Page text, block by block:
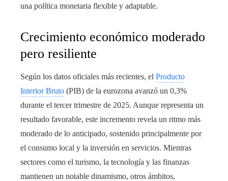
una política monetaria flexible y adaptable.
Crecimiento económico moderado
pero resiliente
Según los datos oficiales más recientes, el Producto
Interior Bruto (PIB) de la eurozona avanzó un 0,3%
durante el tercer trimestre de 2025. Aunque representa un
resultado favorable, este incremento revela un ritmo más
moderado de lo anticipado, sostenido principalmente por
el consumo local y la inversión en servicios. Mientras
sectores como el turismo, la tecnología y las finanzas
mantienen un notable dinamismo, otros ámbitos,